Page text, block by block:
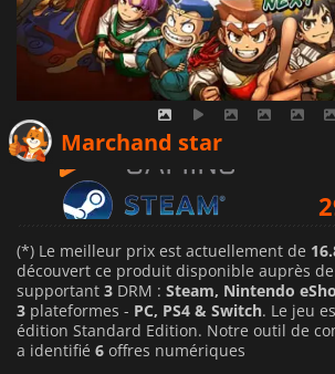
Marchand star
(*) Le meilleur prix est actuellement de
découvert ce produit disponible auprès de
supportant 3 DRM : Steam, Nintendo
3 plateformes - PC, PS4 & Switch. Le jeu
édition Standard Edition. Notre outil de
a identifié 6 offres numériques